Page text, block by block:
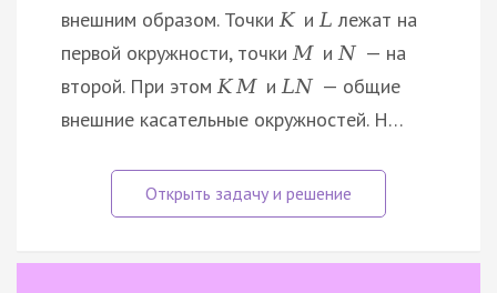
внешним образом. ТочкиK иL лежат на
первой окружности, точкиM иN — на
второй. При этомK M иLN — общие
внешние касательные окружностей. Н…